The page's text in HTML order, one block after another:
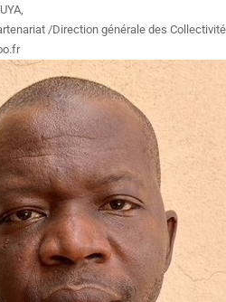
/Direction générale des